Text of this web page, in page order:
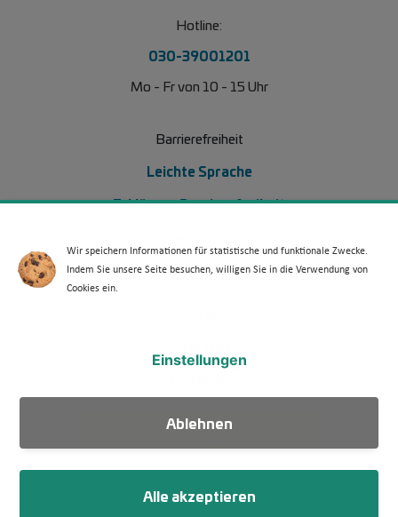
Hotline:
030-39001201
Mo - Fr von 10 - 15 Uhr
Barrierefreiheit
Leichte Sprache
Erklärung Barrierefreiheit
Footer Menü 2 (WdKA 26)
Archiv
Wir speichern Informationen für statistische und funktionale Zwecke.
Indem Sie unsere Seite besuchen, willigen Sie in die Verwendung von
Cookies ein.
Ablehnen
Einstellungen
Alle akzeptieren